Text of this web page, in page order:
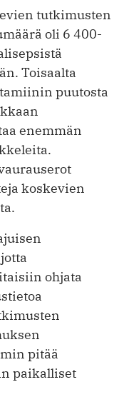
tutkimusten
oli 6 400-
Toisaalta
puutosta
enemmän
koskevien
ohjata
pitää
paikalliset